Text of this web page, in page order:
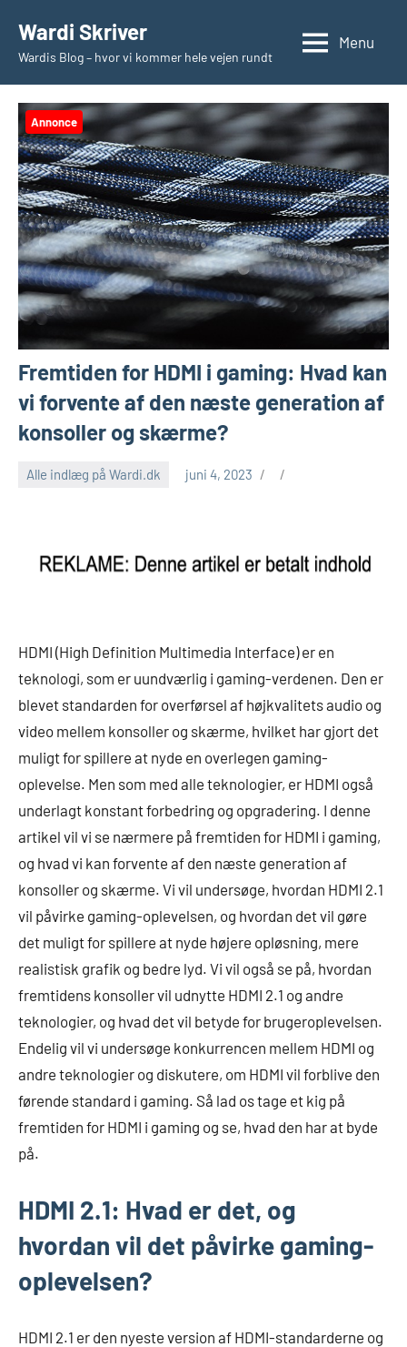
indhold
Wardi Skriver
Wardis Blog – hvor vi kommer hele vejen rundt
Menu
Annonce
Fremtiden for HDMI i gaming: Hvad kan
vi forvente af den næste generation af
konsoller og skærme?
Alle indlæg på Wardi.dk juni 4, 2023
HDMI (High Definition Multimedia Interface) er en
teknologi, som er uundværlig i gaming-verdenen. Den er
blevet standarden for overførsel af højkvalitets audio og
video mellem konsoller og skærme, hvilket har gjort det
muligt for spillere at nyde en overlegen gaming-
oplevelse. Men som med alle teknologier, er HDMI også
underlagt konstant forbedring og opgradering. I denne
artikel vil vi se nærmere på fremtiden for HDMI i gaming,
og hvad vi kan forvente af den næste generation af
konsoller og skærme. Vi vil undersøge, hvordan HDMI 2.1
vil påvirke gaming-oplevelsen, og hvordan det vil gøre
det muligt for spillere at nyde højere opløsning, mere
realistisk grafik og bedre lyd. Vi vil også se på, hvordan
fremtidens konsoller vil udnytte HDMI 2.1 og andre
teknologier, og hvad det vil betyde for brugeroplevelsen.
Endelig vil vi undersøge konkurrencen mellem HDMI og
andre teknologier og diskutere, om HDMI vil forblive den
førende standard i gaming. Så lad os tage et kig på
fremtiden for HDMI i gaming og se, hvad den har at byde
på.
HDMI 2.1: Hvad er det, og
hvordan vil det påvirke gaming-
oplevelsen?
HDMI 2.1 er den nyeste version af HDMI-standarderne og